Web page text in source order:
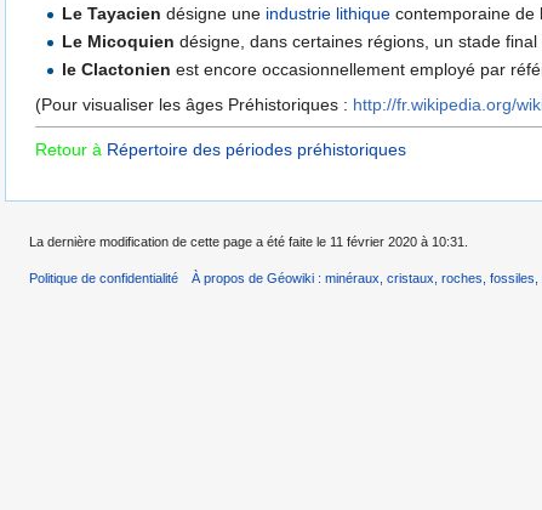
Le Tayacien désigne une industrie lithique contemporaine de
Le Micoquien désigne, dans certaines régions, un stade final
le Clactonien est encore occasionnellement employé par
(Pour visualiser les âges Préhistoriques : http://fr.wikipedia.org/
Retour à Répertoire des périodes préhistoriques
La dernière modification de cette page a été faite le 11 février 2020 à 10:31.
Politique de confidentialité À propos de Géowiki : minéraux, cristaux, roches, fossiles,